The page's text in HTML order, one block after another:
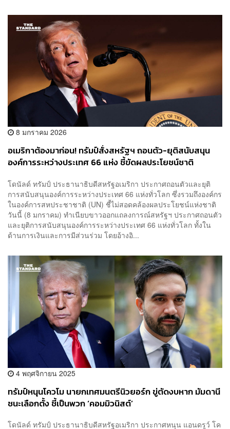
8 มกราคม 2026
อเมริกาต้องมาก่อน! ทรัมป์สั่งสหรัฐฯ ถอนตัว-ยุติสนับสนุน
องค์การระหว่างประเทศ 66 แห่ง ชี้ขัดผลประโยชน์ชาติ
โดนัลด์ ทรัมป์ ประธานาธิบดีสหรัฐอเมริกา ประกาศถอนตัวและยุติ
การสนับสนุนองค์การระหว่างประเทศ 66 แห่งทั่วโลก ซึ่งรวมถึงองค์กร
ในองค์การสหประชาชาติ (UN) ชี้ไม่สอดคล้องผลประโยชน์แห่งชาติ
วันนี้ (8 มกราคม) ทำเนียบขาวออกแถลงการณ์สหรัฐฯ ประกาศถอนตัว
และยุติการสนับสนุนองค์การระหว่างประเทศ 66 แห่งทั่วโลก ทั้งใน
ด้านการเงินและการมีส่วนร่วม โดยอ้างอิ...
4 พฤศจิกายน 2025
ทรัมป์หนุนโควโม นายกเทศมนตรีนิวยอร์ก ขู่ตัดงบหาก มัมดานี
ชนะเลือกตั้ง ชี้เป็นพวก ‘คอมมิวนิสต์’
โดนัลด์ ทรัมป์ ประธานาธิบดีสหรัฐอเมริกา ประกาศหนุน แอนดรูว์ โค